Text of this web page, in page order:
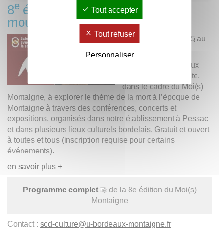
8e édition du Moi(s) Montaigne :
mourir avec Montaigne
Du 7 novembre 2025 au
L'Université Bordeaux
Montaigne vous invite,
dans le cadre du Moi(s)
Montaigne, à explorer le thème de la mort à l’époque de
Montaigne à travers des conférences, concerts et
expositions, organisés dans notre établissement à Pessac
et dans plusieurs lieux culturels bordelais. Gratuit et ouvert
à toutes et tous (inscription requise pour certains
événements).
en savoir plus +
Programme complet
de la 8e édition du Moi(s)
Montaigne
Contact : scd-culture@u-bordeaux-montaigne.fr
Tout accepter
Tout refuser
Personnaliser